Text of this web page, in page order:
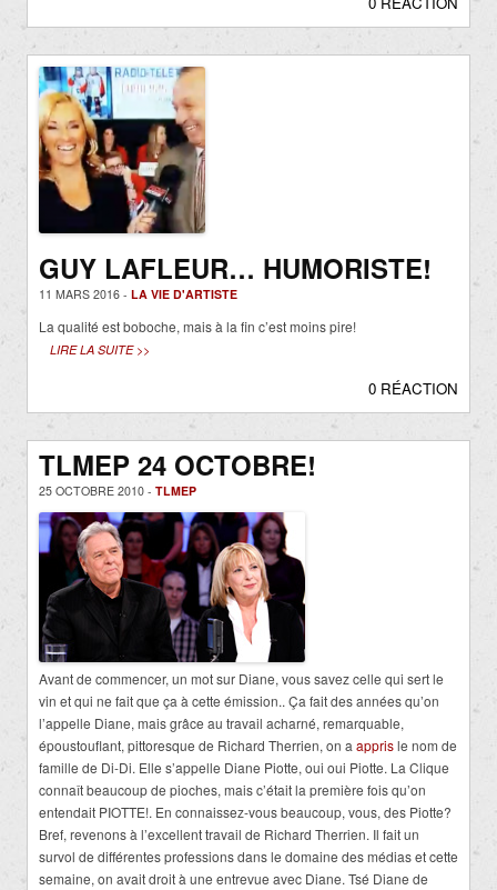
GUY LAFLEUR… HUMORISTE!
11 MARS 2016 - LA VIE D'ARTISTE
La qualité est boboche, mais à la fin c’est moins pire!
LIRE LA SUITE >>
0 RÉACTION
TLMEP 24 OCTOBRE!
25 OCTOBRE 2010 - TLMEP
Avant de commencer, un mot sur Diane, vous savez celle qui sert le
vin et qui ne fait que ça à cette émission.. Ça fait des années qu’on
l’appelle Diane, mais grâce au travail acharné, remarquable,
époustouflant, pittoresque de Richard Therrien, on a apprisle nom de
famille de Di-Di. Elle s’appelle Diane Piotte, oui oui Piotte. La Clique
connaît beaucoup de pioches, mais c’était la première fois qu’on
entendait PIOTTE!. En connaissez-vous beaucoup, vous, des Piotte?
Bref, revenons à l’excellent travail de Richard Therrien. Il fait un
survol de différentes professions dans le domaine des médias et cette
semaine, on avait droit à une entrevue avec Diane. Tsé Diane de